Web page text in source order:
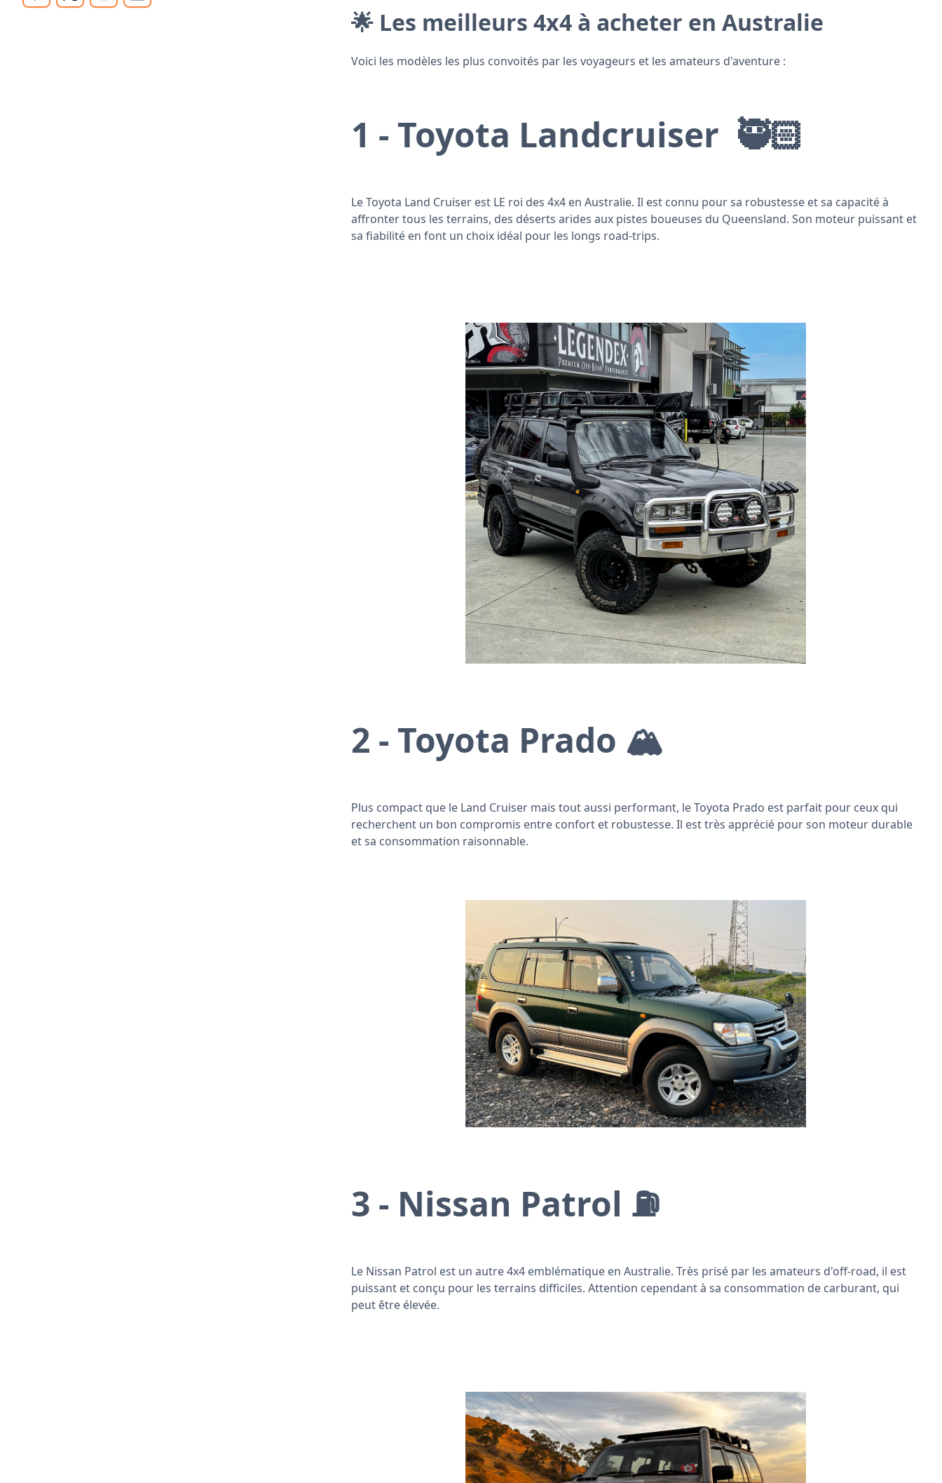
🌟 Les meilleurs 4x4 à acheter en Australie
Voici les modèles les plus convoités par les voyageurs et les amateurs d'aventure :
1 - Toyota Landcruiser 🥷🏻
Le Toyota Land Cruiser est LE roi des 4x4 en Australie. Il est connu pour sa robustesse et sa capacité à
affronter tous les terrains, des déserts arides aux pistes boueuses du Queensland. Son moteur puissant et
sa fiabilité en font un choix idéal pour les longs road-trips.
2 - Toyota Prado 🏔️
Plus compact que le Land Cruiser mais tout aussi performant, le Toyota Prado est parfait pour ceux qui
recherchent un bon compromis entre confort et robustesse. Il est très apprécié pour son moteur durable
et sa consommation raisonnable.
3 - Nissan Patrol ⛽️
Le Nissan Patrol est un autre 4x4 emblématique en Australie. Très prisé par les amateurs d'off-road, il est
puissant et conçu pour les terrains difficiles. Attention cependant à sa consommation de carburant, qui
peut être élevée.